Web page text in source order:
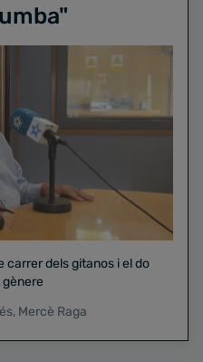
carrer dels gitanos i el do
, Mercè Raga